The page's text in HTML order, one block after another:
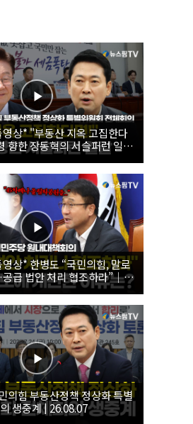
상* "부동산 지옥 고집한다
향한 장동혁의 서슬퍼런 일갈
힘 부동산정책 정상화 특별
상* 한병도 “국민의힘, 말로
급 법안 처리 협조하라”｜
민주당 원내대책회의
의힘 부동산정책 정상화 특별
생중계 | 26.08.07